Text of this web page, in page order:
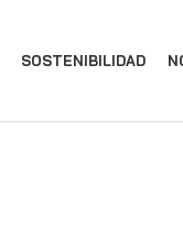
SOSTENIBILIDAD